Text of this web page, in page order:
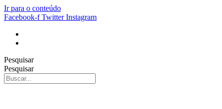
Ir para o conteúdo
Facebook-f Twitter Instagram
Pesquisar
Pesquisar